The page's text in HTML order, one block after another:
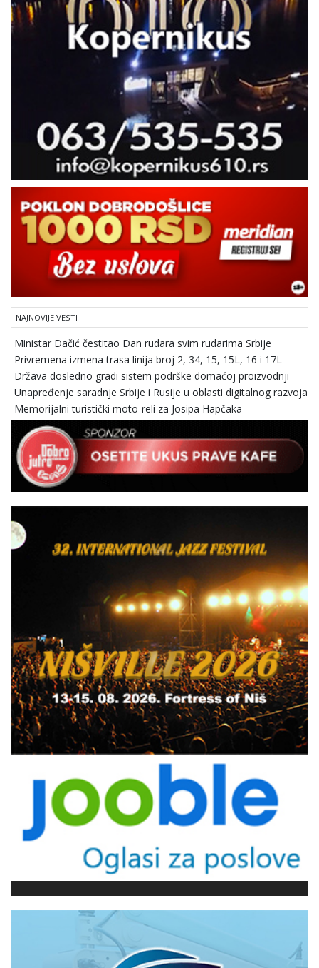
NAJNOVIJE VESTI
Ministar Dačić čestitao Dan rudara svim rudarima Srbije
Privremena izmena trasa linija broj 2, 34, 15, 15L, 16 i 17L
Država dosledno gradi sistem podrške domaćoj proizvodnji
Unapređenje saradnje Srbije i Rusije u oblasti digitalnog razvoja
Memorijalni turistički moto-reli za Josipa Hapčaka